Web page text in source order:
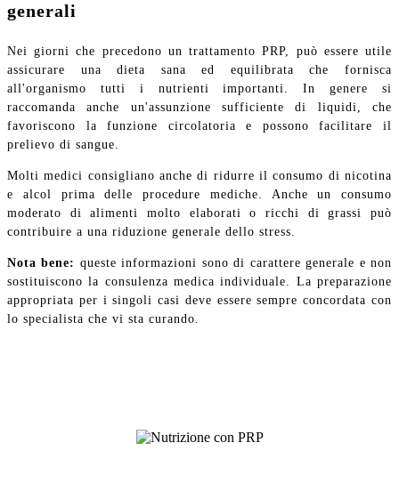
generali
Nei giorni che precedono un trattamento PRP, può essere utile
assicurare una dieta sana ed equilibrata che fornisca
all'organismo tutti i nutrienti importanti. In genere si
raccomanda anche un'assunzione sufficiente di liquidi, che
favoriscono la funzione circolatoria e possono facilitare il
prelievo di sangue.
Molti medici consigliano anche di ridurre il consumo di nicotina
e alcol prima delle procedure mediche. Anche un consumo
moderato di alimenti molto elaborati o ricchi di grassi può
contribuire a una riduzione generale dello stress.
Nota bene: queste informazioni sono di carattere generale e non
sostituiscono la consulenza medica individuale. La preparazione
appropriata per i singoli casi deve essere sempre concordata con
lo specialista che vi sta curando.